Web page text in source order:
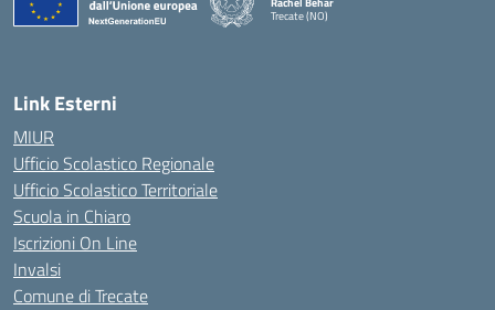
Trecate (NO)
Link Esterni
MIUR
Ufficio Scolastico Regionale
Ufficio Scolastico Territoriale
Scuola in Chiaro
Iscrizioni On Line
Invalsi
Comune di Trecate